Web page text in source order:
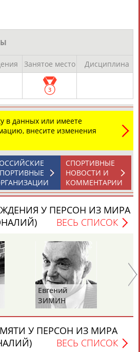
ПЕРСОНЫ
НАШИ КНОПКИ РЕКЛАМА
деятельностиinform@infosport.ru
НАИТ «Стадион»
996
Занятое место Дисциплина
3
в данных или имеете
внесите изменения
СПОРТИВНЫЕ
НОВОСТИ И
КОММЕНТАРИИ
У ПЕРСОН ИЗ МИРА
ВЕСЬ СПИСОК
Евгений
ЗИМИН
У ПЕРСОН ИЗ МИРА
ВЕСЬ СПИСОК